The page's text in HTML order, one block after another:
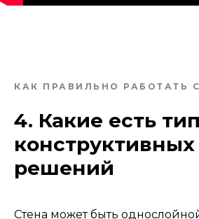
КАК ПРАВИЛЬНО РАБОТАТЬ С
4. Какие есть
конструктивных
решений
Стена может быть